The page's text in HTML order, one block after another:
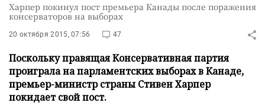
Харпер покинул пост премьера Канады после поражения
консерваторов на выборах
20 октября 2015, 07:56 47
Поскольку правящая Консервативная партия
проиграла на парламентских выборах в Канаде,
премьер-министр страны Стивен Харпер
покидает свой пост.